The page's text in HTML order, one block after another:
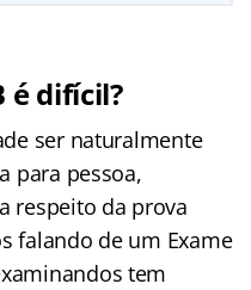
é difícil?
ser naturalmente
para pessoa,
respeito da prova
falando de um Exame
tem